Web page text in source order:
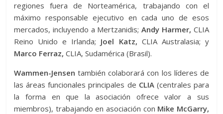
regiones fuera de Norteamérica, trabajando con el
máximo responsable ejecutivo en cada uno de esos
mercados, incluyendo a Mertzanidis;Andy Harmer, CLIA
Reino Unido e Irlanda; Joel Katz, CLIA Australasia; y
Marco Ferraz, CLIA, Sudamérica (Brasil).
Wammen-Jensen también colaborará con los líderes de
las áreas funcionales principales de CLIA(centrales para
la forma en que la asociación ofrece valor a sus
miembros), trabajando en asociación con Mike McGarry,